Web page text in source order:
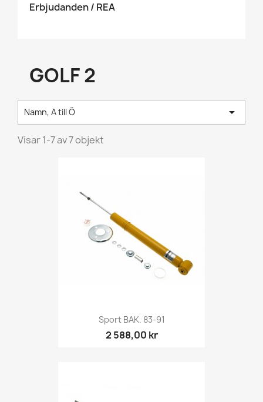
Erbjudanden / REA
GOLF 2
Namn, A till Ö 
Visar 1-7 av 7 objekt
Sport BAK. 83-91
2 588,00 kr